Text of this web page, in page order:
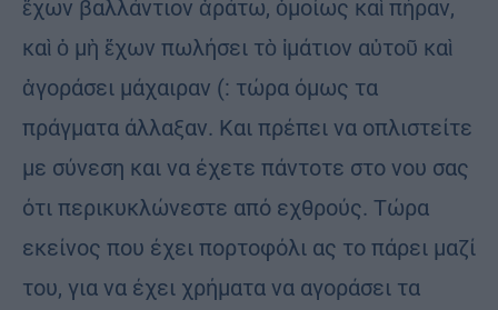
ἔχων βαλλάντιον ἀράτω, ὁμοίως καὶ πήραν,
καὶ ὁ μὴ ἔχων πωλήσει τὸ ἱμάτιον αὐτοῦ καὶ
ἀγοράσει μάχαιραν (: τώρα όμως τα
πράγματα άλλαξαν. Και πρέπει να οπλιστείτε
με σύνεση και να έχετε πάντοτε στο νου σας
ότι περικυκλώνεστε από εχθρούς. Τώρα
εκείνος που έχει πορτοφόλι ας το πάρει μαζί
του, για να έχει χρήματα να αγοράσει τα